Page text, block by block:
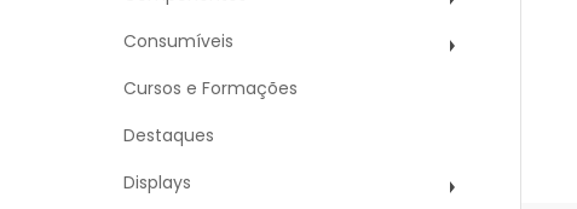
Consumíveis
Cursos e Formações
Destaques
Displays